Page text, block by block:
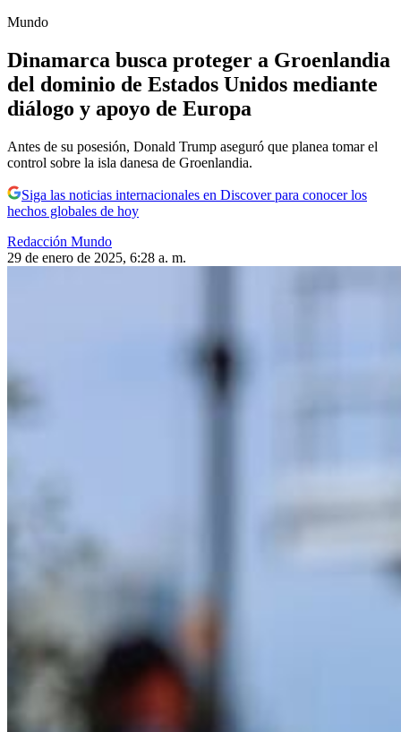
Mundo
Dinamarca busca proteger a Groenlandia
del dominio de Estados Unidos mediante
diálogo y apoyo de Europa
Antes de su posesión, Donald Trump aseguró que planea tomar el
control sobre la isla danesa de Groenlandia.
Siga las noticias internacionales en Discover para conocer los
hechos globales de hoy
Redacción Mundo
29 de enero de 2025, 6:28 a. m.